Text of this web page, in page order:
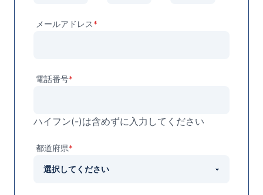
メールアドレス*
電話番号*
ハイフン(-)は含めずに入力してください
都道府県*